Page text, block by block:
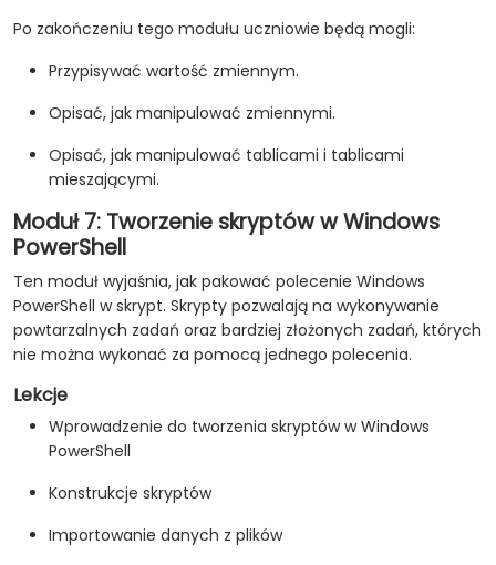
Po zakończeniu tego modułu uczniowie będą mogli:
Przypisywać wartość zmiennym.
Opisać, jak manipulować zmiennymi.
Opisać, jak manipulować tablicami i tablicami
mieszającymi.
Moduł 7: Tworzenie skryptów w Windows
PowerShell
Ten moduł wyjaśnia, jak pakować polecenie Windows
PowerShell w skrypt. Skrypty pozwalają na wykonywanie
powtarzalnych zadań oraz bardziej złożonych zadań, których
nie można wykonać za pomocą jednego polecenia.
Lekcje
Wprowadzenie do tworzenia skryptów w Windows
PowerShell
Konstrukcje skryptów
Importowanie danych z plików